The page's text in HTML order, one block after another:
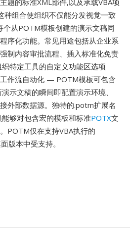
题的标准XML部件,以及承载VBA项
种组合使组织不仅能分发视觉一致
个从POTM模板创建的演示文稿同
序化功能。常见用途包括从企业系
制内容审批流程、插入标准化免责
特定工具的自定义功能区选项
作流自动化 — POTM模板可包含
示文稿的瞬间即配置演示环境、
外部数据源。独特的.potm扩展名
够对包含宏的模板和标准POTX文
POTM仅在支持VBA执行的
版本中受支持。